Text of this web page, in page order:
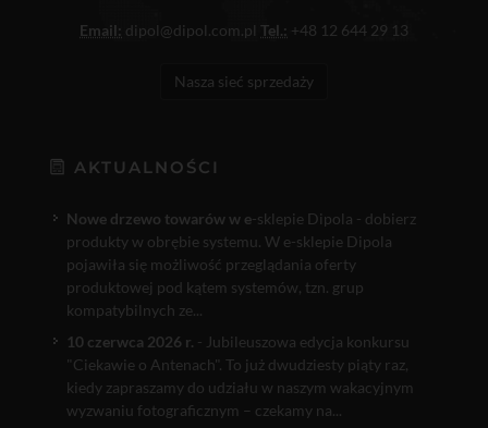
Email: dipol@dipol.com.pl Tel.: +48 12 644 29 13
Nasza sieć sprzedaży
AKTUALNOŚCI
Nowe drzewo towarów w e-sklepie Dipola - dobierz
produkty w obrębie systemu. W e-sklepie Dipola
pojawiła się możliwość przeglądania oferty
produktowej pod kątem systemów, tzn. grup
kompatybilnych ze...
10 czerwca 2026 r. - Jubileuszowa edycja konkursu
"Ciekawie o Antenach". To już dwudziesty piąty raz,
kiedy zapraszamy do udziału w naszym wakacyjnym
wyzwaniu fotograficznym – czekamy na...